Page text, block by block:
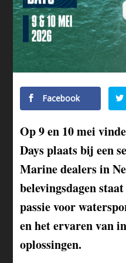
Facebook
Op 9 en 10 mei
Days plaats bij een
Marine dealers in
belevingsdagen
passie voor
en het ervaren van
oplossingen.